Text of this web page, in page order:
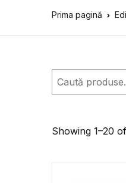
Prima pagină
Caută
Showing 1–20